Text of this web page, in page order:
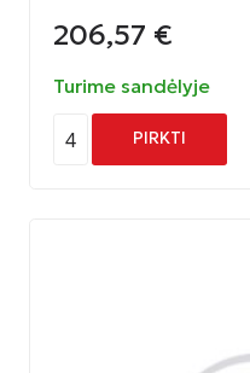
206,57 €
Turime sandėlyje
4 PIRKTI